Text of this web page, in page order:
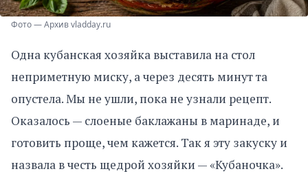
Фото — Архив vladday.ru
Одна кубанская хозяйка выставила на стол
неприметную миску, а через десять минут та
опустела. Мы не ушли, пока не узнали рецепт.
Оказалось — слоеные баклажаны в маринаде, и
готовить проще, чем кажется. Так я эту закуску и
назвала в честь щедрой хозяйки — «Кубаночка».